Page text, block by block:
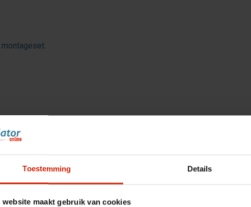
Toestemming Details
website maakt gebruik van cookies